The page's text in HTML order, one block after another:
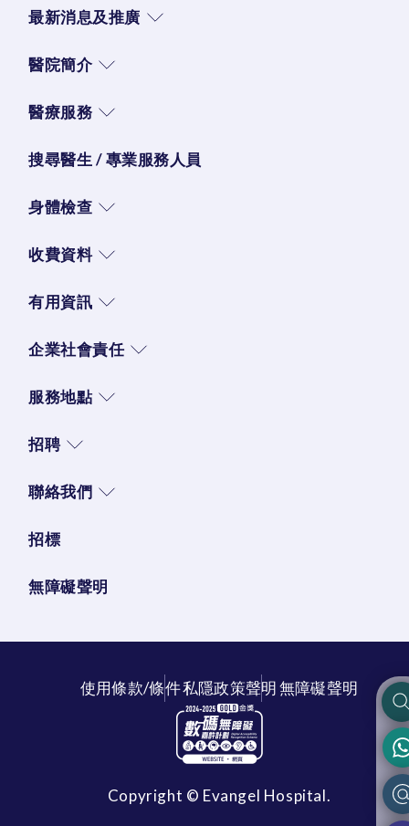
最新消息及推廣
醫院簡介
醫療服務
搜尋醫生 / 專業服務人員
身體檢查
收費資料
有用資訊
企業社會責任
服務地點
招聘
聯絡我們
招標
無障礙聲明
使用條款/條件私隱政策聲明無障礙聲明
Copyright © Evangel Hospital.